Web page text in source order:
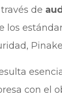
de
los
con el